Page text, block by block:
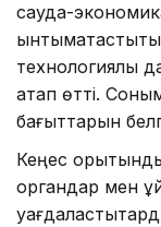
сауда-
технологиялық
атап өтті.
бағыттарын
Кеңес
органдар мен